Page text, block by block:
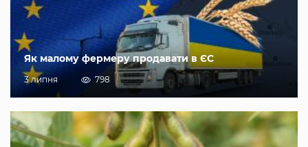
Як малому фермеру продавати в ЄС
3 липня 798